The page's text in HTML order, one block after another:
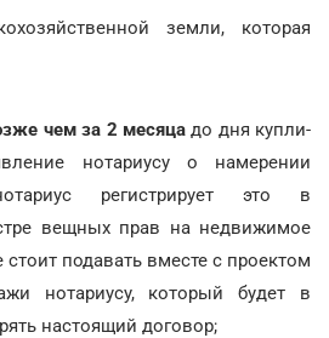
земли, которая
чем за 2 месяцадо дня купли-
нотариусу о намерении
регистрирует это в
вещных прав на недвижимое
подавать вместе с проектом
нотариусу, который будет в
настоящий договор;